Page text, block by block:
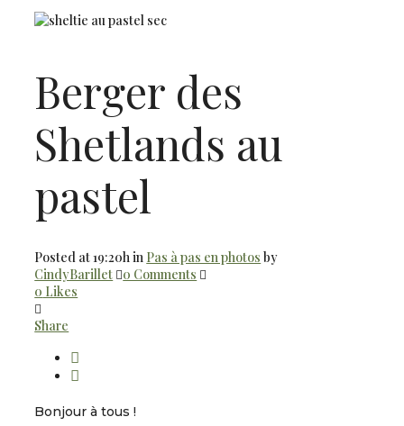
Berger des
Shetlands au
pastel
Posted at 19:20hin Pas à pas en photos by
CindyBarillet
0 Comments
0 Likes
Share
Bonjour à tous !